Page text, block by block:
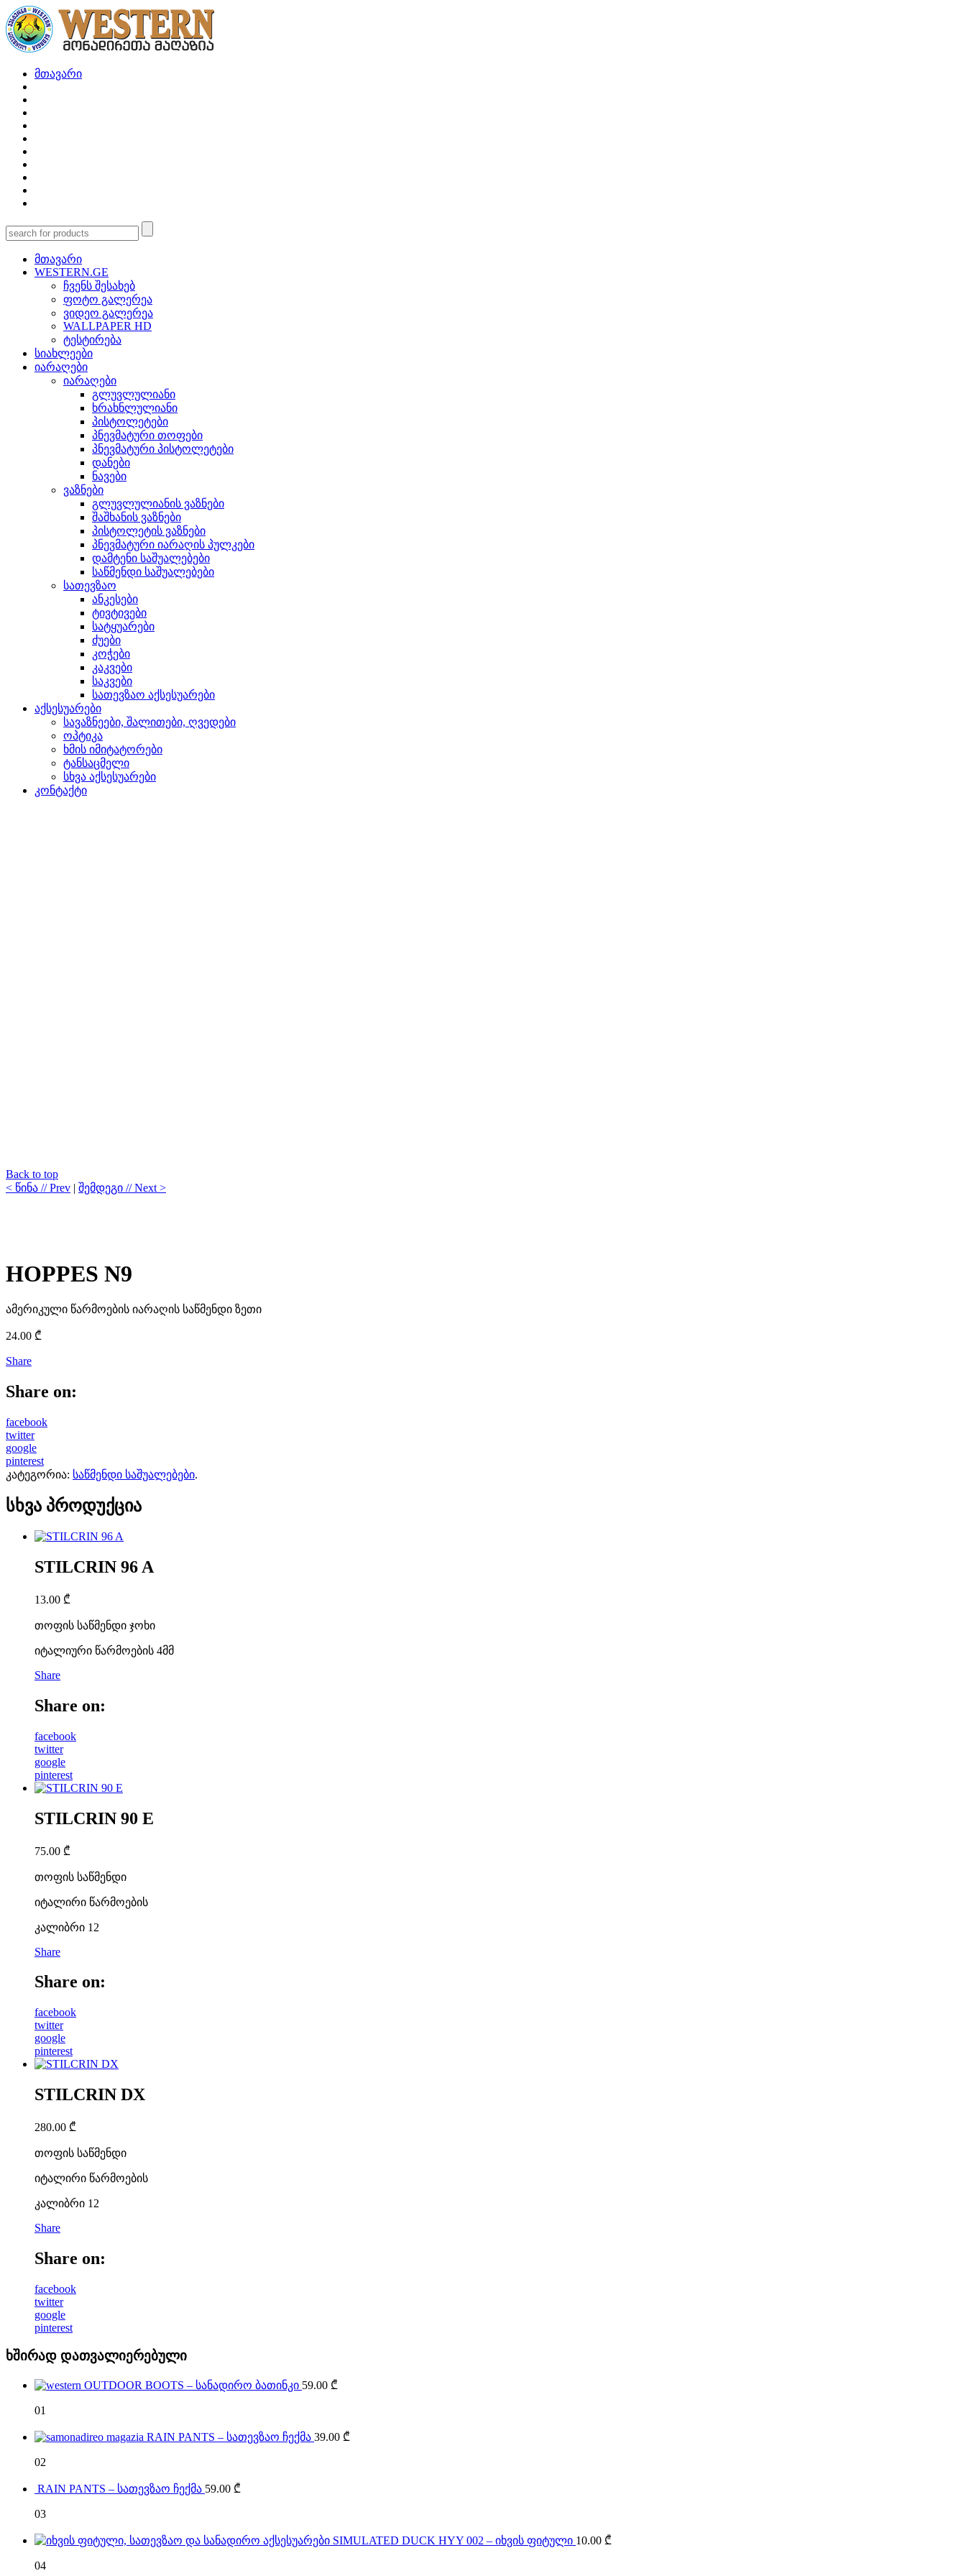
მთავარი
მთავარი
WESTERN.GE
ჩვენს შესახებ
ფოტო გალერეა
ვიდეო გალერეა
WALLPAPER HD
ტესტირება
სიახლეები
იარაღები
იარაღები
გლუვლულიანი
ხრახნლულიანი
პისტოლეტები
პნევმატური თოფები
პნევმატური პისტოლეტები
დანები
ნავები
ვაზნები
გლუვლულიანის ვაზნები
შაშხანის ვაზნები
პისტოლეტის ვაზნები
პნევმატური იარაღის პულკები
დამტენი საშუალებები
საწმენდი საშუალებები
სათევზაო
ანკესები
ტივტივები
სატყუარები
ძუები
კოჭები
კაკვები
საკვები
სათევზაო აქსესუარები
აქსესუარები
სავაზნეები, შალითები, ღვედები
ოპტიკა
ხმის იმიტატორები
ტანსაცმელი
სხვა აქსესუარები
კონტაქტი
Back to top
< წინა // Prev | შემდეგი // Next >
HOPPES N9
ამერიკული წარმოების იარაღის საწმენდი ზეთი
24.00 ₾
Share
Share on:
facebook
twitter
google
pinterest
კატეგორია: საწმენდი საშუალებები.
სხვა პროდუქცია
STILCRIN 96 A
13.00 ₾
თოფის საწმენდი ჯოხი
იტალიური წარმოების 4მმ
Share
Share on:
facebook
twitter
google
pinterest
STILCRIN 90 E
75.00 ₾
თოფის საწმენდი
იტალირი წარმოების
კალიბრი 12
Share
Share on:
facebook
twitter
google
pinterest
STILCRIN DX
280.00 ₾
თოფის საწმენდი
იტალირი წარმოების
კალიბრი 12
Share
Share on:
facebook
twitter
google
pinterest
ხშირად დათვალიერებული
OUTDOOR BOOTS – სანადირო ბათინკი 59.00 ₾
01
RAIN PANTS – სათევზაო ჩექმა 39.00 ₾
02
RAIN PANTS – სათევზაო ჩექმა 59.00 ₾
03
SIMULATED DUCK HYY 002 – იხვის ფიტული 10.00 ₾
04